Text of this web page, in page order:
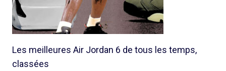
Les meilleures Air Jordan 6 de tous les temps,
classées